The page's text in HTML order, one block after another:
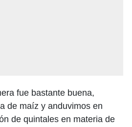
fue bastante buena,
de maíz y anduvimos en
de quintales en materia de